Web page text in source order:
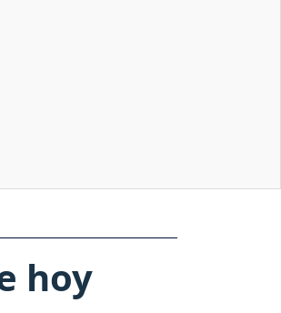
hoy